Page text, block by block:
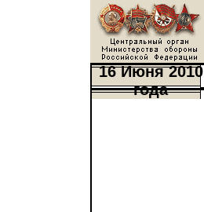
16 Июня 2010
года